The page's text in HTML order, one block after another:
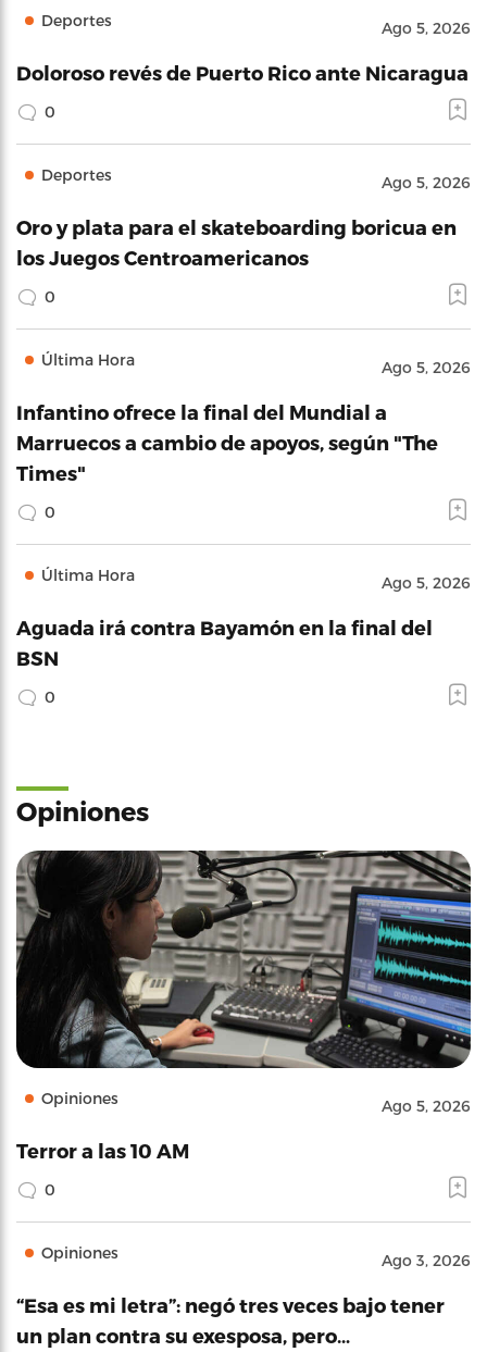
Deportes Ago 5, 2026
Doloroso revés de Puerto Rico ante Nicaragua
0
Deportes Ago 5, 2026
Oro y plata para el skateboarding boricua en
los Juegos Centroamericanos
0
Última Hora Ago 5, 2026
Infantino ofrece la final del Mundial a
Marruecos a cambio de apoyos, según "The
Times"
0
Última Hora Ago 5, 2026
Aguada irá contra Bayamón en la final del
BSN
0
Opiniones
Opiniones Ago 5, 2026
Terror a las 10 AM
0
Opiniones Ago 3, 2026
“Esa es mi letra”: negó tres veces bajo tener
un plan contra su exesposa, pero…